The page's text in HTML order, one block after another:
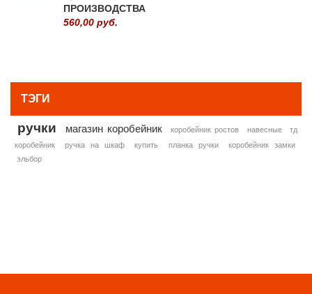
ПРОИЗВОДСТВА
560,00 руб.
ТЭГИ
ручки магазин коробейник коробейник ростов навесные
тд
коробейник
ручка на шкаф купить планка ручки
коробейник замки
эльбор